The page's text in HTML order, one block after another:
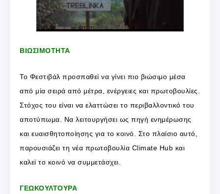
ΒΙΩΣΙΜΟΤΗΤΑ
Το Φεστιβάλ προσπαθεί να γίνει πιο βιώσιμο μέσα
από μία σειρά από μέτρα, ενέργειες και πρωτοβουλίες.
Στόχος του είναι να ελαττώσει το περιβαλλοντικό του
αποτύπωμα. Να λειτουργήσει ως πηγή ενημέρωσης
και ευαισθητοποίησης για το κοινό. Στο πλαίσιο αυτό,
παρουσιάζει τη νέα πρωτοβουλία Climate Hub και
καλεί το κοινό να συμμετάσχει.
ΓΕΩΚΟΥΛΤΟΥΡΑ